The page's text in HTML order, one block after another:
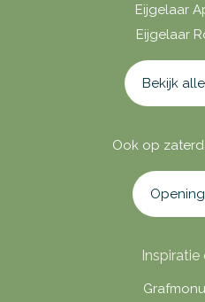
Eijgelaar
Eijgelaar
Bekijk
Ook op